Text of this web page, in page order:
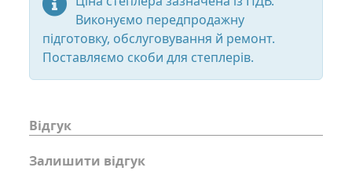
Виконуємо передпродажну
підготовку, обслуговування й ремонт.
Поставляємо скоби для степлерів.
Відгук
Залишити відгук